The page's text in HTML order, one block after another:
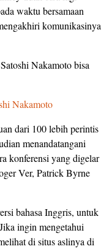
waktu bersamaan
komunikasinya
Nakamoto bisa
Nakamoto
dari 100 lebih perintis
menandatangani
konferensi yang digelar
Ver, Patrick Byrne
bahasa Inggris, untuk
ingin mengetahui
di situs aslinya di